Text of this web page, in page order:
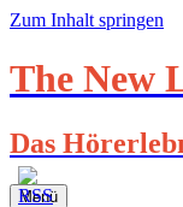
Zum Inhalt springen
The New
Das
Menü